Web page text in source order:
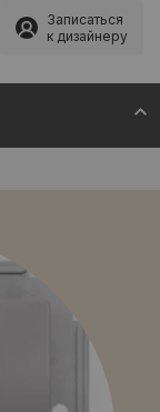
Записаться
к дизайнеру